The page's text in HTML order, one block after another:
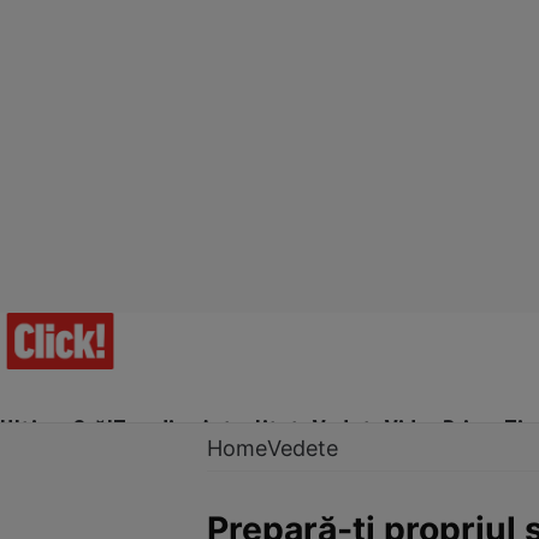
Ultima Oră!Trending Actualitate Vedete Video Prime Time
HomeVedete
Prepară-ţi propriul